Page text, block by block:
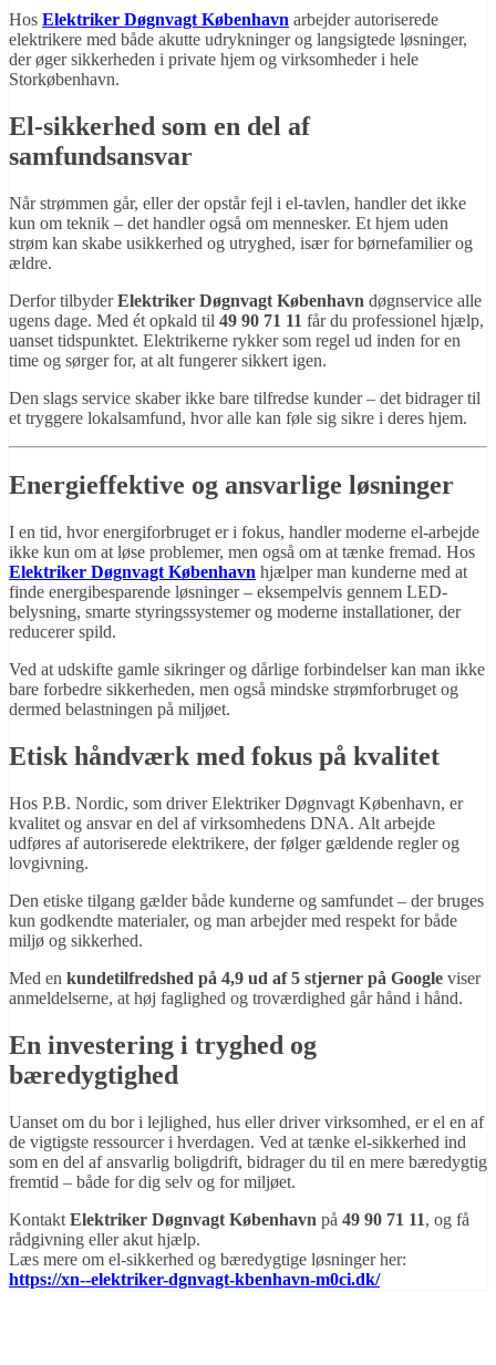
Hos Elektriker Døgnvagt København arbejder autoriserede
elektrikere med både akutte udrykninger og langsigtede løsninger,
der øger sikkerheden i private hjem og virksomheder i hele
Storkøbenhavn.
El-sikkerhed som en del af
samfundsansvar
Når strømmen går, eller der opstår fejl i el-tavlen, handler det ikke
kun om teknik – det handler også om mennesker. Et hjem uden
strøm kan skabe usikkerhed og utryghed, især for børnefamilier og
ældre.
Derfor tilbyderElektriker Døgnvagt København døgnservice alle
ugens dage. Med ét opkald til 49 90 71 11 får du professionel hjælp,
uanset tidspunktet. Elektrikerne rykker som regel ud inden for en
time og sørger for, at alt fungerer sikkert igen.
Den slags service skaber ikke bare tilfredse kunder – det bidrager til
et tryggere lokalsamfund, hvor alle kan føle sig sikre i deres hjem.
Energieffektive og ansvarlige løsninger
I en tid, hvor energiforbruget er i fokus, handler moderne el-arbejde
ikke kun om at løse problemer, men også om at tænke fremad. Hos
Elektriker Døgnvagt København hjælper man kunderne med at
finde energibesparende løsninger – eksempelvis gennem LED-
belysning, smarte styringssystemer og moderne installationer, der
reducerer spild.
Ved at udskifte gamle sikringer og dårlige forbindelser kan man ikke
bare forbedre sikkerheden, men også mindske strømforbruget og
dermed belastningen på miljøet.
Etisk håndværk med fokus på kvalitet
Hos P.B. Nordic, som driver Elektriker Døgnvagt København, er
kvalitet og ansvar en del af virksomhedens DNA. Alt arbejde
udføres af autoriserede elektrikere, der følger gældende regler og
lovgivning.
Den etiske tilgang gælder både kunderne og samfundet – der bruges
kun godkendte materialer, og man arbejder med respekt for både
miljø og sikkerhed.
Med en kundetilfredshed på 4,9 ud af 5 stjerner på Google viser
anmeldelserne, at høj faglighed og troværdighed går hånd i hånd.
En investering i tryghed og
bæredygtighed
Uanset om du bor i lejlighed, hus eller driver virksomhed, er el en af
de vigtigste ressourcer i hverdagen. Ved at tænke el-sikkerhed ind
som en del af ansvarlig boligdrift, bidrager du til en mere bæredygtig
fremtid – både for dig selv og for miljøet.
Kontakt Elektriker Døgnvagt København på 49 90 71 11, og få
rådgivning eller akut hjælp.
Læs mere om el-sikkerhed og bæredygtige løsninger her:
https://xn--elektriker-dgnvagt-kbenhavn-m0ci.dk/